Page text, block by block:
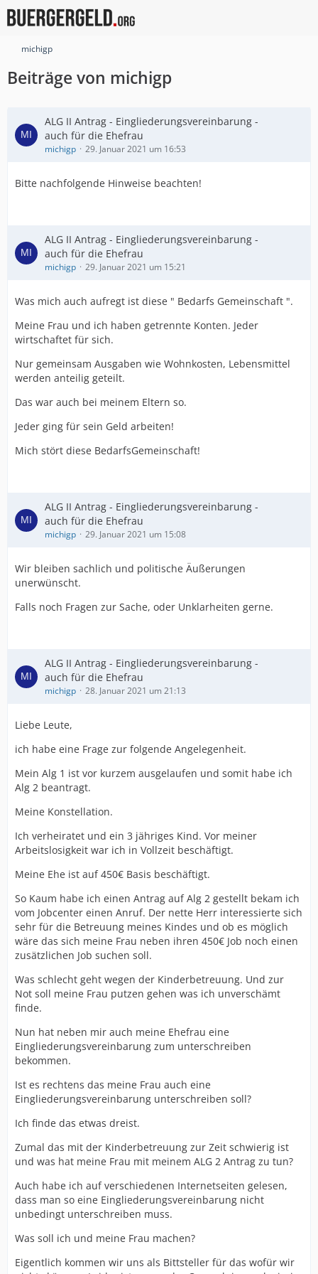
michigp
Beiträge von michigp
ALG II Antrag - Eingliederungsvereinbarung -
auch für die Ehefrau
michigp 29. Januar 2021 um 16:53
Bitte nachfolgende Hinweise beachten!
ALG II Antrag - Eingliederungsvereinbarung -
auch für die Ehefrau
michigp 29. Januar 2021 um 15:21
Was mich auch aufregt ist diese " Bedarfs Gemeinschaft ".
Meine Frau und ich haben getrennte Konten. Jeder
wirtschaftet für sich.
Nur gemeinsam Ausgaben wie Wohnkosten, Lebensmittel
werden anteilig geteilt.
Das war auch bei meinem Eltern so.
Jeder ging für sein Geld arbeiten!
Mich stört diese BedarfsGemeinschaft!
ALG II Antrag - Eingliederungsvereinbarung -
auch für die Ehefrau
michigp 29. Januar 2021 um 15:08
Wir bleiben sachlich und politische Äußerungen
unerwünscht.
Falls noch Fragen zur Sache, oder Unklarheiten gerne.
ALG II Antrag - Eingliederungsvereinbarung -
auch für die Ehefrau
michigp 28. Januar 2021 um 21:13
Liebe Leute,
ich habe eine Frage zur folgende Angelegenheit.
Mein Alg 1 ist vor kurzem ausgelaufen und somit habe ich
Alg 2 beantragt.
Meine Konstellation.
Ich verheiratet und ein 3 jähriges Kind. Vor meiner
Arbeitslosigkeit war ich in Vollzeit beschäftigt.
Meine Ehe ist auf 450€ Basis beschäftigt.
So Kaum habe ich einen Antrag auf Alg 2 gestellt bekam ich
vom Jobcenter einen Anruf. Der nette Herr interessierte sich
sehr für die Betreuung meines Kindes und ob es möglich
wäre das sich meine Frau neben ihren 450€ Job noch einen
zusätzlichen Job suchen soll.
Was schlecht geht wegen der Kinderbetreuung. Und zur
Not soll meine Frau putzen gehen was ich unverschämt
finde.
Nun hat neben mir auch meine Ehefrau eine
Eingliederungsvereinbarung zum unterschreiben
bekommen.
Ist es rechtens das meine Frau auch eine
Eingliederungsvereinbarung unterschreiben soll?
Ich finde das etwas dreist.
Zumal das mit der Kinderbetreuung zur Zeit schwierig ist
und was hat meine Frau mit meinem ALG 2 Antrag zu tun?
Auch habe ich auf verschiedenen Internetseiten gelesen,
dass man so eine Eingliederungsvereinbarung nicht
unbedingt unterschreiben muss.
Was soll ich und meine Frau machen?
Eigentlich kommen wir uns als Bittsteller für das wofür wir